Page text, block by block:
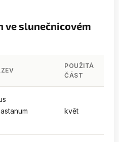
ve slunečnicovém
POUŽITÁ
ČÁST
květ